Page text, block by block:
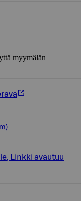
myymälän
, Linkki avautuu